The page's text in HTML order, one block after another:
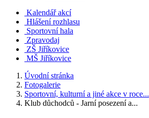
Kalendář akcí
Hlášení rozhlasu
Sportovní hala
Zpravodaj
ZŠ Jiříkovice
MŠ Jiříkovice
Úvodní stránka
Fotogalerie
Sportovní, kulturní a jiné akce v roce...
Klub důchodců - Jarní posezení a...